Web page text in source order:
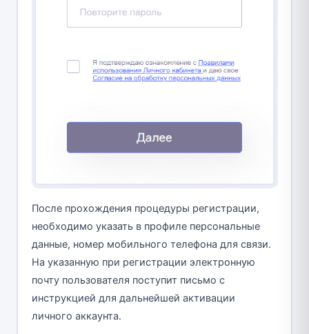
После прохождения процедуры регистрации,
необходимо указать в профиле персональные
данные, номер мобильного телефона для связи.
На указанную при регистрации электронную
почту пользователя поступит письмо с
инструкцией для дальнейшей активации
личного аккаунта.